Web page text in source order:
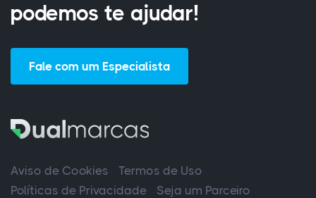
podemos te ajudar!
Fale com um Especialista
Aviso de Cookies
Termos de Uso
Políticas de Privacidade
Seja um Parceiro